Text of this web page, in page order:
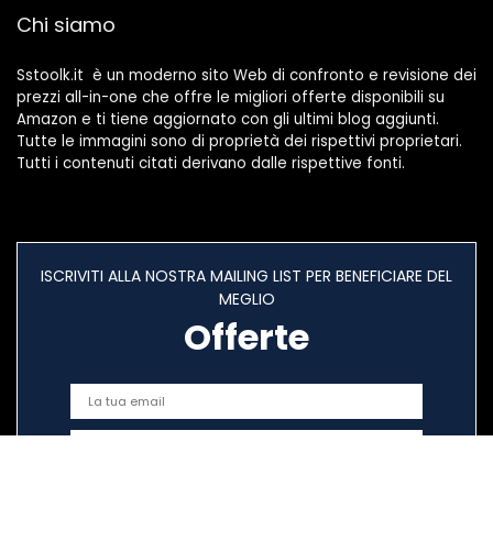
Chi siamo
Sstoolk.it è un moderno sito Web di confronto e revisione dei
prezzi all-in-one che offre le migliori offerte disponibili su
Amazon e ti tiene aggiornato con gli ultimi blog aggiunti.
Tutte le immagini sono di proprietà dei rispettivi proprietari.
Tutti i contenuti citati derivano dalle rispettive fonti.
ISCRIVITI ALLA NOSTRA MAILING LIST PER BENEFICIARE DEL
MEGLIO
Offerte